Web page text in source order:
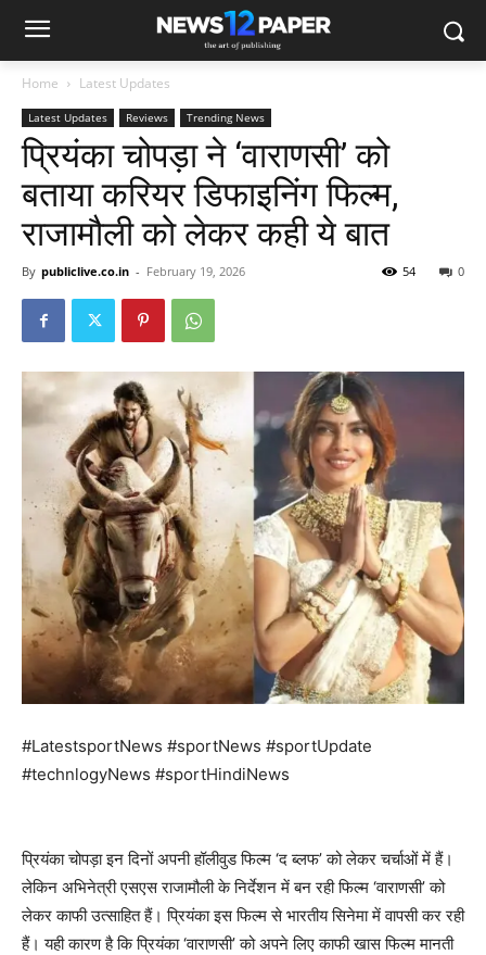
Home Latest Updates
Latest Updates Reviews Trending News
प्रियंका चोपड़ा ने ‘वाराणसी’ को
बताया करियर डिफाइनिंग फिल्म,
राजामौली को लेकर कही ये बात
By publiclive.co.in - February 19, 2026 0
54
#LatestsportNews #sportNews #sportUpdate
#technlogyNews #sportHindiNews
प्रियंका चोपड़ा इन दिनों अपनी हॉलीवुड फिल्म ‘द ब्लफ’ को लेकर चर्चाओं में हैं।
लेकिन अभिनेत्री एसएस राजामौली के निर्देशन में बन रही फिल्म ‘वाराणसी’ को
लेकर काफी उत्साहित हैं। प्रियंका इस फिल्म से भारतीय सिनेमा में वापसी कर रही
हैं। यही कारण है कि प्रियंका ‘वाराणसी’ को अपने लिए काफी खास फिल्म मानती